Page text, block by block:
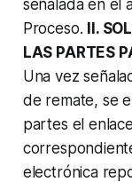
señalada en el
Proceso. II.
LAS PARTES
Una vez
de remate, se
partes el
electrónica